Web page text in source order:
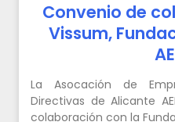
Convenio de
Vissum,
La Asocación de
Directivas de Alicante
colaboración con la